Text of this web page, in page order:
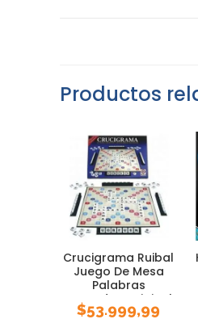
Productos
Crucigrama Ruibal
Juego De Mesa
Palabras
Cruzadas Original
$53.999,99